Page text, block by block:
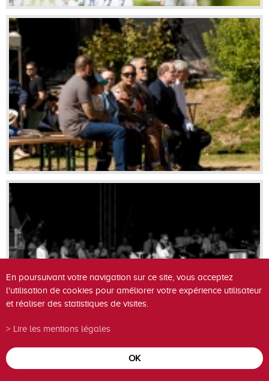
En poursuivant votre navigation sur ce site, vous acceptez
l'utilisation de cookies pour améliorer votre expérience utilisateur
et réaliser des statistiques de visites.
Lire les mentions légales
OK